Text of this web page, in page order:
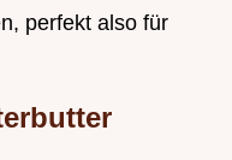
perfekt also für